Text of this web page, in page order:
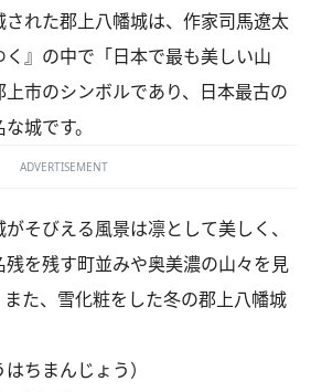
れた郡上八幡城は、作家司馬遼太
』の中で「日本で最も美しい山
市のシンボルであり、日本最古の
城です。
ADVERTISEMENT
そびえる風景は凛として美しく、
を残す町並みや奥美濃の山々を見
た、雪化粧をした冬の郡上八幡城
ちまんじょう）